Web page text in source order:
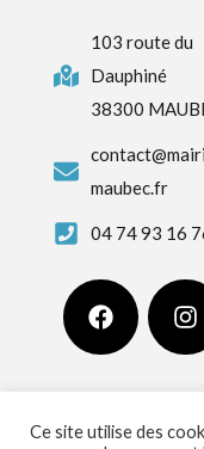
103 route du
Dauphiné
38300
maubec.fr
04 74 93 16
Ce site utilise des